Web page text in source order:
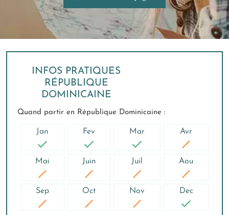
INFOS PRATIQUES
RÉPUBLIQUE
DOMINICAINE
Quand partir en République Dominicaine :
Jan Fev Mar Avr
Mai Juin Juil Aou
Sep Oct Nov Dec